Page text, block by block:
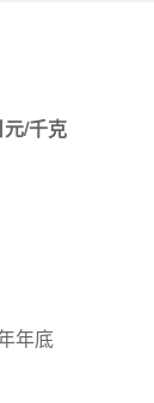
/千克
年底